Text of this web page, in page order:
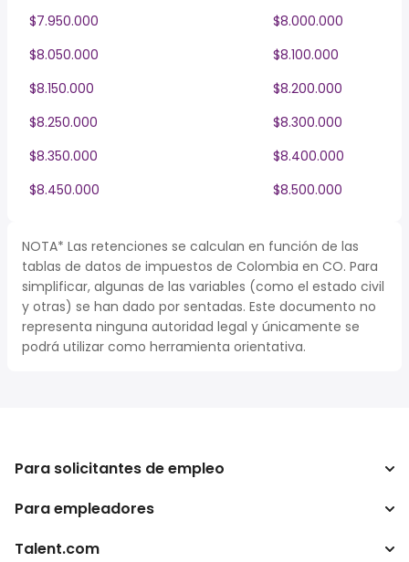
$7.950.000
$8.000.000
$8.050.000
$8.100.000
$8.150.000
$8.200.000
$8.250.000
$8.300.000
$8.350.000
$8.400.000
$8.450.000
$8.500.000
NOTA* Las retenciones se calculan en función de las
tablas de datos de impuestos de Colombia en CO. Para
simplificar, algunas de las variables (como el estado civil
y otras) se han dado por sentadas. Este documento no
representa ninguna autoridad legal y únicamente se
podrá utilizar como herramienta orientativa.
Para solicitantes de empleo
Buscador de trabajo
Para empleadores
Empresa
Talent.com